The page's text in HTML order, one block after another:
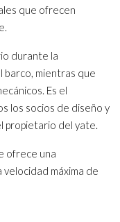
que ofrecen
durante la
barco, mientras que
Es el
los socios de diseño y
propietario del yate.
ofrece una
máxima de